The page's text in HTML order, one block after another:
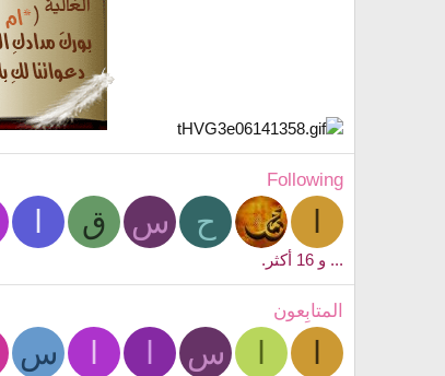
Following
ح س ق
... و 16 أكثر.
المتابِعون
س س